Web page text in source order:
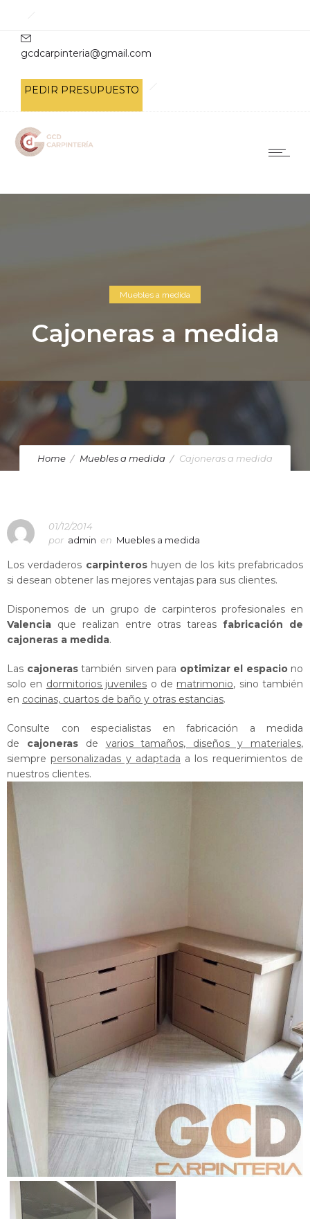
gcdcarpinteria@gmail.com
PEDIR PRESUPUESTO
Muebles a medida
Cajoneras a medida
Home Muebles a medida Cajoneras a medida
01/12/2014
por admin en Muebles a medida
Los verdaderos carpinteros huyen de los kits prefabricados
si desean obtener las mejores ventajas para sus clientes.
Disponemos de un grupo de carpinteros profesionales en
Valencia que realizan entre otras tareasfabricación de
cajoneras a medida.
Las cajoneras también sirven para optimizar el espaciono
solo en dormitorios juveniles o de matrimonio, sino también
en cocinas, cuartos de baño y otras estancias.
Consulte con especialistas en fabricación a medida
de cajoneras de varios tamaños, diseños y materiales,
siemprepersonalizadas y adaptada a los requerimientos de
nuestros clientes.